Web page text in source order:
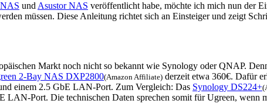
und Asustor NAS veröffentlicht habe, möchte ich mich nun der
müssen. Diese Anleitung richtet sich an Einsteiger und zeigt
Markt noch nicht so bekannt wie Synology oder QNAP.
2-Bay NAS DXP2800(Amazon Affiliate) derzeit etwa 360€. Dafür
einem 2.5 GbE LAN-Port. Zum Vergleich: Das Synology DS224+
Port. Die technischen Daten sprechen somit für Ugreen, wenn